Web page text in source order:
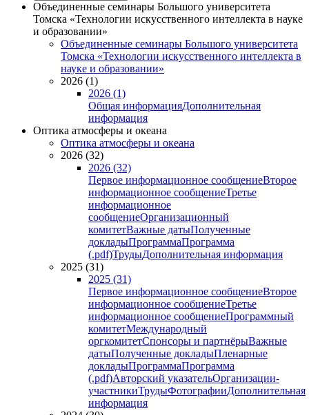
Объединенные семинары Большого университета
Томска «Технологии искусственного интеллекта в науке
и образовании»
Объединенные семинары Большого университета
Томска «Технологии искусственного интеллекта в
науке и образовании»
2026 (1)
2026 (1)
Общая информацияДополнительная
информация
Оптика атмосферы и океана
Оптика атмосферы и океана
2026 (32)
2026 (32)
Первое информационное сообщениеВторое
информационное сообщениеТретье
информационное
сообщениеОрганизационный
комитетВажные датыПолученные
докладыПрограммаПрограмма
(.pdf)ТрудыДополнительная информация
2025 (31)
2025 (31)
Первое информационное сообщениеВторое
информационное сообщениеТретье
информационное сообщениеПрограммный
комитетМеждународный
оргкомитетСпонсоры и партнёрыВажные
датыПолученные докладыПленарные
докладыПрограммаПрограмма
(.pdf)Авторский указательОрганизации-
участникиТрудыФотографииДополнительная
информация